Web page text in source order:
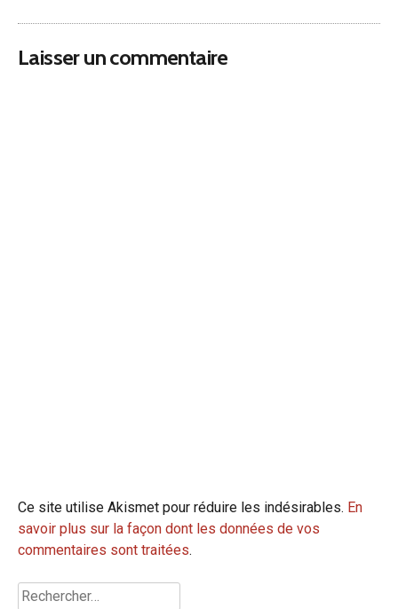
Laisser un commentaire
Ce site utilise Akismet pour réduire les indésirables. En
savoir plus sur la façon dont les données de vos
commentaires sont traitées.
Rechercher :